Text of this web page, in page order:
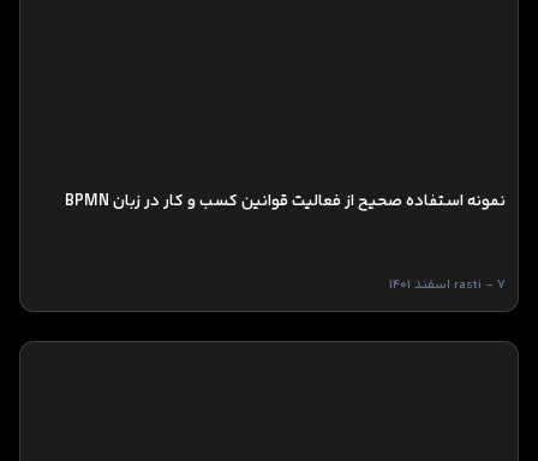
نمونه استفاده صحیح از فعالیت قوانین کسب و کار در زبان BPMN
rasti - 7 اسفند 1401